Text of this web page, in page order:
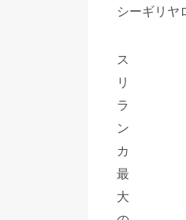
シーギリヤ
ス
リ
ラ
ン
カ
最
大